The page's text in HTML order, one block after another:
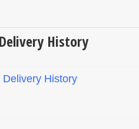
History
History